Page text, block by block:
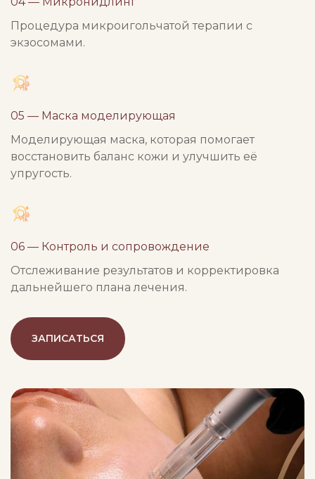
Процедура микроигольчатой терапии с
экзосомами.
05 — Маска моделирующая
Моделирующая маска, которая помогает
восстановить баланс кожи и улучшить её
упругость.
06 — Контроль и сопровождение
Отслеживание результатов и корректировка
дальнейшего плана лечения.
ЗАПИСАТЬСЯ